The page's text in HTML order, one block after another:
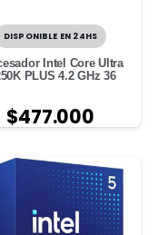
DISPONIBLE EN 24HS
Intel Core Ultra
PLUS 4.2 GHz 36
$477.000